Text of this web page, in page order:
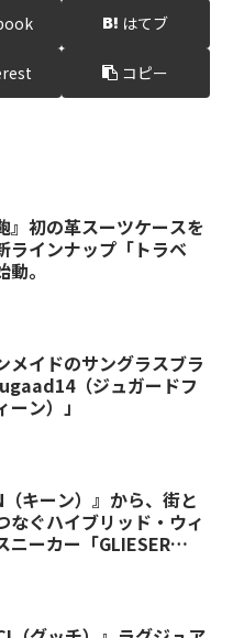
はてブ
コピー
』初の革スーツケースを
ラインナップ「トラベ
。
メイドのサングラスブラ
（ジュガードフ
ーン）」
（キーン）』から、街と
なぐハイブリッド・ウィ
ニーカー「GLIESER